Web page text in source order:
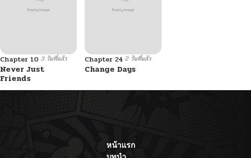
Chapter 10 3 วันที่แล้ว
Never Just
Friends
Chapter 24 2 วันที่แล้ว
Change Days
หน้าแรก